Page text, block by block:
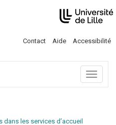
Contact Aide Accessibilité
Menu
les services d’accueil